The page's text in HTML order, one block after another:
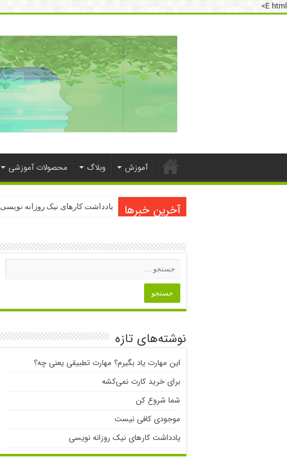
E html>
آموزش وبلاگ محصولات آموزشی
آخرین خبرها یادداشت کارهای نیک روزانه نویسی
دسترسی به اینترنت پرو
نوشته‌های تازه
این مهارت یاد بگیرم؟ مهارت تطبیقی یعنی چه؟
برای خرید کارت نمی‌‌کشه
شما شروع کن
موجودی کافی نیست
یادداشت کارهای نیک روزانه نویسی